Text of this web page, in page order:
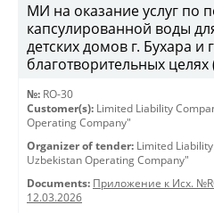
МИ на оказание услуг по
капсулированной воды
детских домов г. Бухара и
благотворительных целях
№: RO-30
Customer(s): Limited Liability
Operating Company"
Organizer of tender: Limited
Uzbekistan Operating Company"
Documents: Приложение к Исх.
12.03.2026